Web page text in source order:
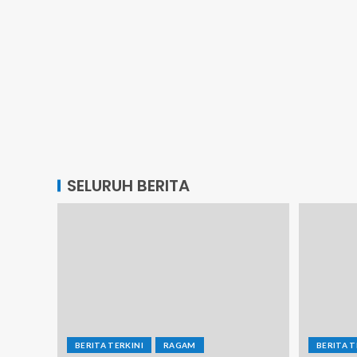
SELURUH BERITA
BERITA TERKINI RAGAM BERITA